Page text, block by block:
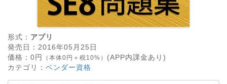
形式： アプリ
発売日： 2016年05月25日
価格： 0円 （本体0円＋税10%） (APP内課金あり)
カテゴリ： ベンダー資格